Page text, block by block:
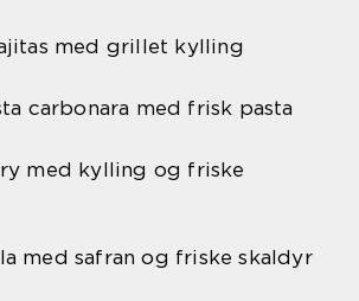
med grillet kylling
carbonara med frisk pasta
med kylling og friske
med safran og friske skaldyr